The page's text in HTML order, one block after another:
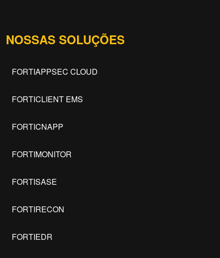
NOSSAS SOLUÇÕES
FORTIAPPSEC CLOUD
FORTICLIENT EMS
FORTICNAPP
FORTIMONITOR
FORTISASE
FORTIRECON
FORTIEDR